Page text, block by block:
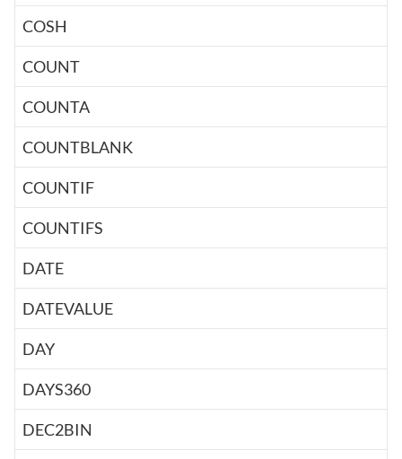
COSH
COUNT
COUNTA
COUNTBLANK
COUNTIF
COUNTIFS
DATE
DATEVALUE
DAY
DAYS360
DEC2BIN